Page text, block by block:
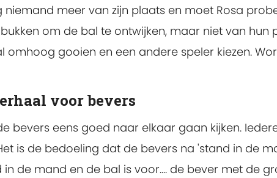
niemand meer van zijn plaats en moet Rosa
om de bal te ontwijken, maar niet van
omhoog gooien en een andere speler kiezen.
voor bevers
bevers eens goed naar elkaar gaan kijken.
is de bedoeling dat de bevers na 'stand in de
in de mand en de bal is voor.... de bever met de